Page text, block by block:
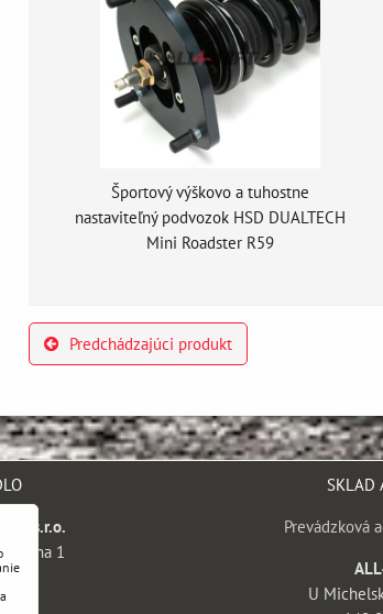
Športový výškovo a tuhostne
nastaviteľný podvozok HSD DUALTECH
Mini Roadster R59
Predchádzajúci produkt
s.r.o.
Praha 1
SKLAD
Prevádzková
U